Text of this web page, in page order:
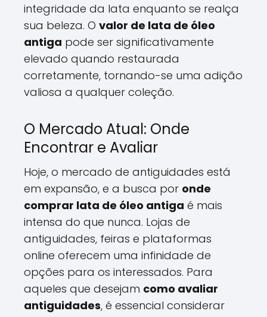
integridade da lata enquanto se realça
sua beleza. O valor de lata de óleo
antiga pode ser significativamente
elevado quando restaurada
corretamente, tornando-se uma adição
valiosa a qualquer coleção.
O Mercado Atual: Onde
Encontrar e Avaliar
Hoje, o mercado de antiguidades está
em expansão, e a busca por onde
comprar lata de óleo antiga é mais
intensa do que nunca. Lojas de
antiguidades, feiras e plataformas
online oferecem uma infinidade de
opções para os interessados. Para
aqueles que desejam como avaliar
antiguidades, é essencial considerar